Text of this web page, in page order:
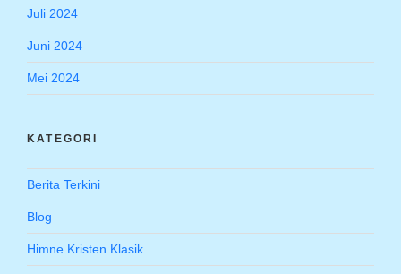
Juli 2024
Juni 2024
Mei 2024
KATEGORI
Berita Terkini
Blog
Himne Kristen Klasik